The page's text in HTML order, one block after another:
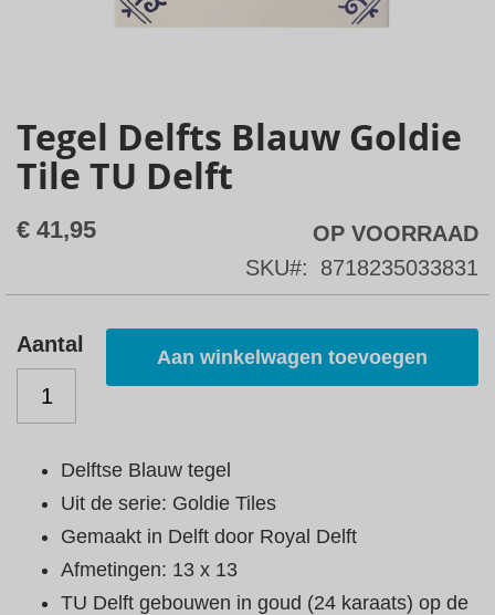
Skip
to
the
beginning
gallery
Tegel Delfts Blauw Goldie
Tile TU Delft
€ 41,95
OP VOORRAAD
SKU
8718235033831
Aantal
Aan winkelwagen toevoegen
Delftse Blauw tegel
Uit de serie: Goldie Tiles
Gemaakt in Delft door Royal Delft
Afmetingen: 13 x 13
TU Delft gebouwen in goud (24 karaats) op de